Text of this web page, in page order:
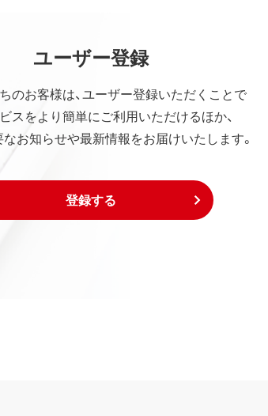
ユーザー登録
のお客様は、ユーザー登録いただくことで
スをより簡単にご利用いただけるほか、
お知らせや最新情報をお届けいたします。
登録する